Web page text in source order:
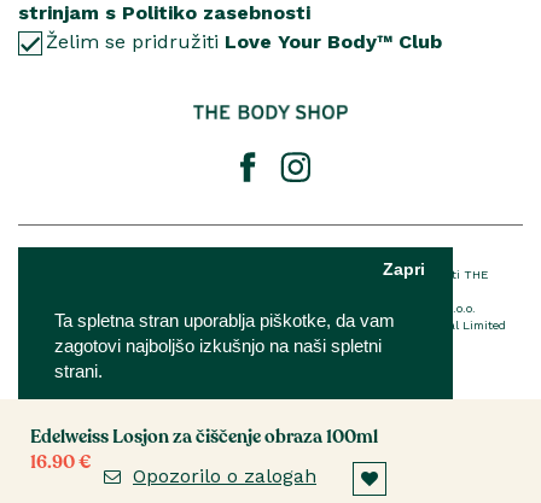
Ta spletna stran uporablja piškotke, da vam
zagotovi najboljšo izkušnjo na naši spletni
strani.
Zapri
Nastavitve Sprejmi
Edelweiss Losjon za čiščenje obraza 100ml
16.90 €
Opozorilo o zalogah
strinjam s Politiko zasebnosti
Želim se pridružiti Love Your Body™ Club
® Registrirana blagovna znamka podjetja THE BODY SHOP LIMITED™ v lasti THE
The Body Shop franšiza je v lasti in upravljanju podjetja IQ Verde d.o.o.
Za podrobnosti o EU imenovani odgovorni osebi The Body Shop International Limited
kliknitetukaj